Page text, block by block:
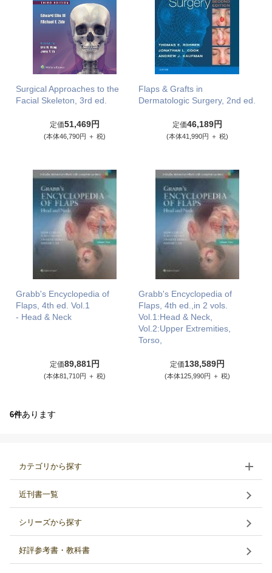
Surgical Approaches to the
Facial Skeleton, 3rd ed.
定価51,469円
(本体46,790円 ＋ 税)
Flaps & Grafts in
Dermatologic Surgery, 2nd ed.
定価46,189円
(本体41,990円 ＋ 税)
Grabb's Encyclopedia of
Flaps, 4th ed. Vol.1
- Head & Neck
定価89,881円
(本体81,710円 ＋ 税)
Grabb's Encyclopedia of
Flaps, 4th ed.,in 2 vols.
Vol.1:Head & Neck,
Vol.2:Upper Extremities,
Torso,
定価138,589円
(本体125,990円 ＋ 税)
6件あります
カテゴリから探す
近刊書一覧
シリーズから探す
好評参考書・教科書